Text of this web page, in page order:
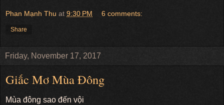
Phan Mạnh Thu at 9:30 PM 6 comments:
Share
Friday, November 17, 2017
Giấc Mơ Mùa Đông
Mùa đông sao đến vội